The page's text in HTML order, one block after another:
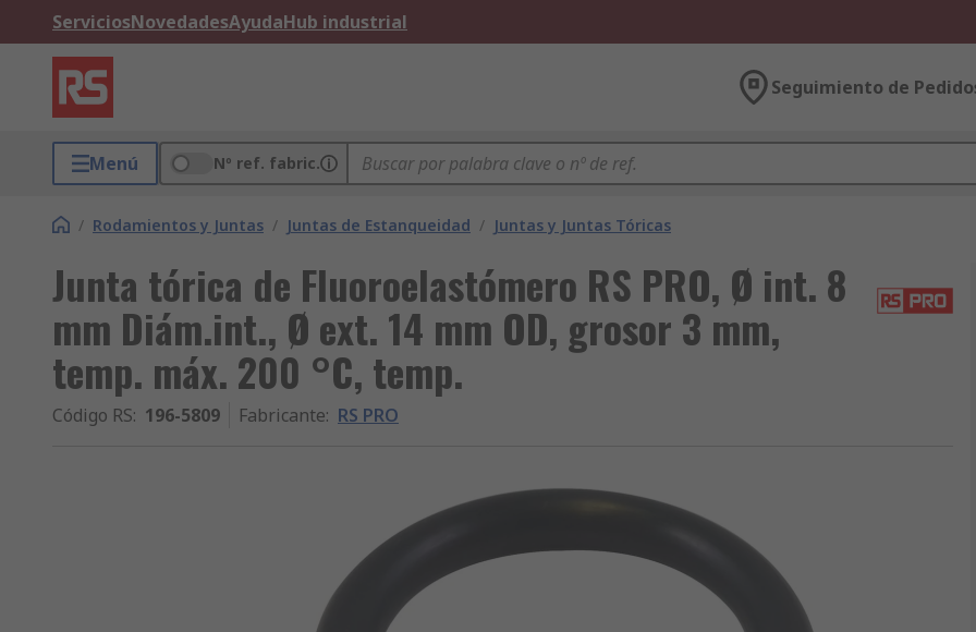
ServiciosNovedadesAyudaHub industrial
Seguimiento de
Menú Nº ref. fabric.
/ Rodamientos y Juntas / Juntas de Estanqueidad / Juntas y Juntas Tóricas
Junta tórica de Fluoroelastómero RS PRO, Ø int. 8
mm Diám.int., Ø ext. 14 mm OD, grosor 3 mm,
temp. máx. 200 °C, temp.
Código RS: 196-5809 Fabricante: RS PRO